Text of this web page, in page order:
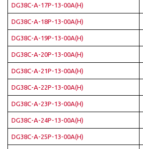
DG38C-A-17P-13-00A(H)
DG38C-A-18P-13-00A(H)
DG38C-A-19P-13-00A(H)
DG38C-A-20P-13-00A(H)
DG38C-A-21P-13-00A(H)
DG38C-A-22P-13-00A(H)
DG38C-A-23P-13-00A(H)
DG38C-A-24P-13-00A(H)
DG38C-A-25P-13-00A(H)